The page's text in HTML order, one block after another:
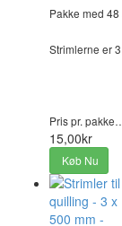
Pakke med
Strimlerne er
Pris pr.
15,00kr
Køb Nu